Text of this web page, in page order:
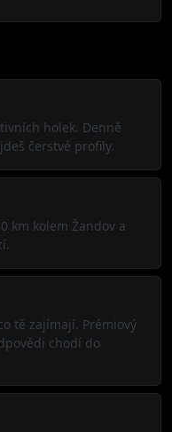
holek. Denně
čerstvé profily.
km kolem Žandov a
tě zajímají. Prémiový
chodí do